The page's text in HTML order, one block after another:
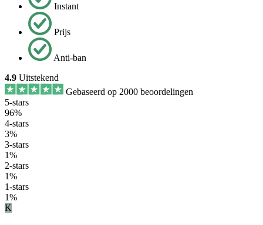
Instant
Prijs
Anti-ban
4.9 Uitstekend
Gebaseerd op 2000 beoordelingen
5-stars
96%
4-stars
3%
3-stars
1%
2-stars
1%
1-stars
1%
K